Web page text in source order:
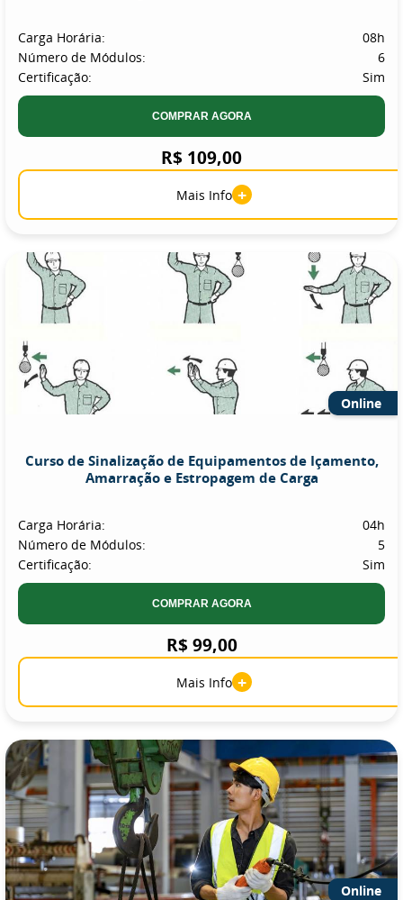
Carga Horária:
08h
Número de Módulos:
6
Certificação:
Sim
COMPRAR AGORA
R$ 109,00
Mais Info +
Online
Curso de Sinalização de Equipamentos de Içamento,
Amarração e Estropagem de Carga
Carga Horária:
04h
Número de Módulos:
5
Certificação:
Sim
COMPRAR AGORA
R$ 99,00
Mais Info +
Online